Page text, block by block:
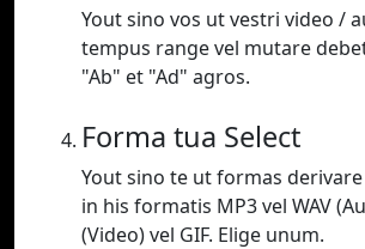
Yout sino vos ut vestri video /
tempus range vel mutare
"Ab" et "Ad" agros.
Forma tua Select
Yout sino te ut formas
in his formatis MP3 vel WAV
(Video) vel GIF. Elige unum.